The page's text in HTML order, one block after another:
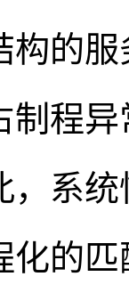
构的
程异
，系
化的